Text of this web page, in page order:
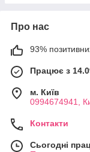
Про нас
93%
Працює з
м. Київ
0994674941,
Контакти
Сьогодні